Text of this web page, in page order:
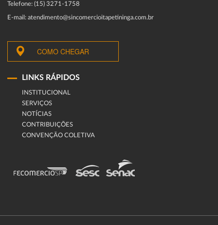
Telefone: (15) 3271-1758
E-mail: atendimento@sincomercioitapetininga.com.br
COMO CHEGAR
LINKS RÁPIDOS
INSTITUCIONAL
SERVIÇOS
NOTÍCIAS
CONTRIBUIÇÕES
CONVENÇÃO COLETIVA